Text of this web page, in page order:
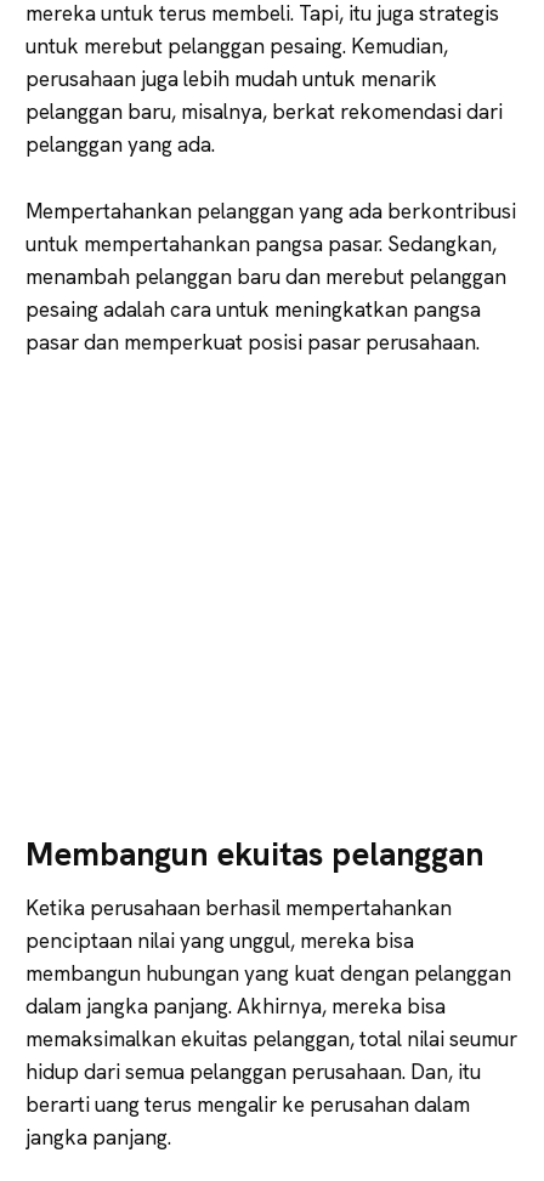
mereka untuk terus membeli. Tapi, itu juga strategis
untuk merebut pelanggan pesaing. Kemudian,
perusahaan juga lebih mudah untuk menarik
pelanggan baru, misalnya, berkat rekomendasi dari
pelanggan yang ada.
Mempertahankan pelanggan yang ada berkontribusi
untuk mempertahankan pangsa pasar. Sedangkan,
menambah pelanggan baru dan merebut pelanggan
pesaing adalah cara untuk meningkatkan pangsa
pasar dan memperkuat posisi pasar perusahaan.
Membangun ekuitas pelanggan
Ketika perusahaan berhasil mempertahankan
penciptaan nilai yang unggul, mereka bisa
membangun hubungan yang kuat dengan pelanggan
dalam jangka panjang. Akhirnya, mereka bisa
memaksimalkan ekuitas pelanggan, total nilai seumur
hidup dari semua pelanggan perusahaan. Dan, itu
berarti uang terus mengalir ke perusahan dalam
jangka panjang.